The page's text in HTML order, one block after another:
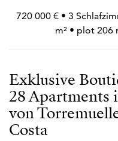
720 000 € • 3
m² • plot 206
Exklusive
28 Apartments
von
Costa